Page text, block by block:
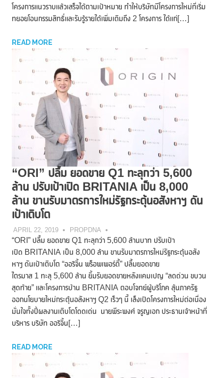
โครงการแนวราบแล้วเสร็จได้ตามเป้าหมาย ทำให้บริษัทมีโครงการใหม่ที่เริ่ม
ทยอยโอนกรรมสิทธิ์และรับรู้รายได้เพิ่มเติมถึง 2 โครงการ ได้แก่[…]
READ MORE
“ORI” ปลื้ม ยอดขาย Q1 ทะลุกว่า 5,600
ล้าน ปรับเป้าเปิด BRITANIA เป็น 8,000
ล้าน ขานรับมาตรการใหม่รัฐกระตุ้นอสังหาฯ ดัน
เป้าเติบโต
APRIL 22, 2019 PROPDNA
“ORI” ปลื้ม ยอดขาย Q1 ทะลุกว่า 5,600 ล้านบาท ปรับเป้า
เปิด BRITANIA เป็น 8,000 ล้าน ขานรับมาตรการใหม่รัฐกระตุ้นอสัง
หาฯ ดันเป้าเติบโต “ออริจิ้น พร็อพเพอร์ตี้” ปลื้มยอดขาย
ไตรมาส 1 ทะลุ 5,600 ล้าน ยิ้มรับยอดขายหลังแคมเปญ “ลดด่วน ขบวน
สุดท้าย” และโครงการบ้าน BRITANIA ตอบโจทย์ผู้บริโภค ลุ้นภาครัฐ
ออกนโยบายใหม่กระตุ้นอสังหาฯ Q2 เร็วๆ นี้ เล็งเปิดโครงการใหม่ต่อเนื่อง
มั่นใจทั้งปี้ผลงานเติบโตโดดเด่น นายพีระพงศ์ จรูญเอก ประธานเจ้าหน้าที่
บริหาร บริษัท ออริจิ้น[…]
READ MORE